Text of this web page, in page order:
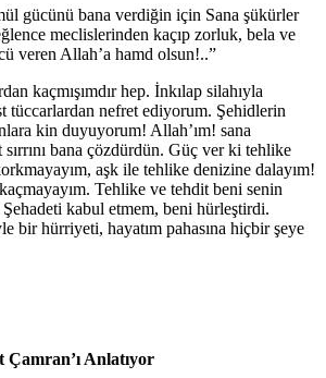
gücünü bana verdiğin için Sana şükürler
meclislerinden kaçıp zorluk, bela ve
veren Allah’a hamd olsun!..”
kaçmışımdır hep. İnkılap silahıyla
tüccarlardan nefret ediyorum. Şehidlerin
kin duyuyorum! Allah’ım! sana
bana çözdürdün. Güç ver ki tehlike
aşk ile tehlike denizine dalayım!
Tehlike ve tehdit beni senin
Şehadeti kabul etmem, beni hürleştirdi.
bir hürriyeti, hayatım pahasına hiçbir şeye
Anlatıyor